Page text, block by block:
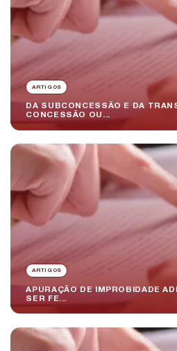
ARTIGOS
DA SUBCONCESSÃO E DA
CONCESSÃO OU...
ARTIGOS
APURAÇÃO DE IMPROBIDADE
SER FE...